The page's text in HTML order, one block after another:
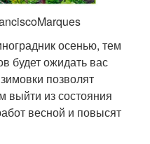
осенью, тем
будет ожидать вас
позволят
выйти из состояния
весной и повысят